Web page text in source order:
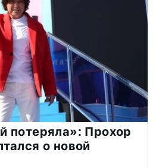
потеряла»: Прохор
о новой